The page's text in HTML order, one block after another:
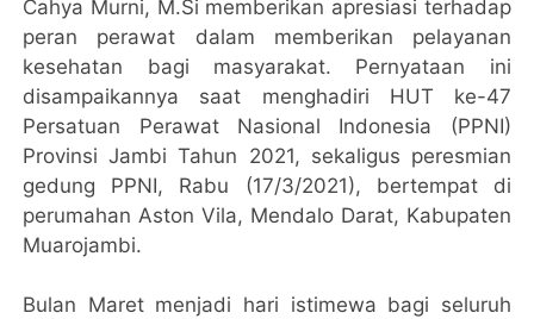
Cahya Murni, M.Si memberikan apresiasi terhadap
peran perawat dalam memberikan pelayanan
kesehatan bagi masyarakat. Pernyataan ini
disampaikannya saat menghadiri HUT ke-47
Persatuan Perawat Nasional Indonesia (PPNI)
Provinsi Jambi Tahun 2021, sekaligus peresmian
gedung PPNI, Rabu (17/3/2021), bertempat di
perumahan Aston Vila, Mendalo Darat, Kabupaten
Muarojambi.
Bulan Maret menjadi hari istimewa bagi seluruh